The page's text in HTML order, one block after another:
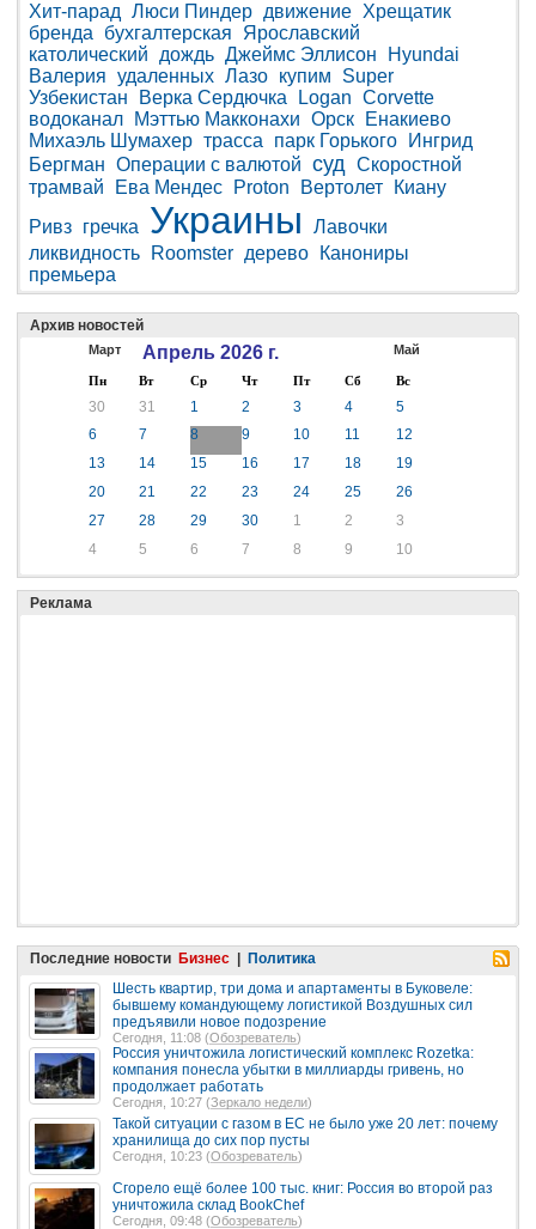
Хит-парад Люси Пиндер движение Хрещатик
бренда
бухгалтерская
Ярославский
католический
дождь Джеймс Эллисон
Hyundai
Валерия удаленных Лазо купим
Super
Узбекистан
Верка Сердючка Logan Corvette
водоканал
Мэттью Макконахи Орск
Енакиево
Михаэль Шумахер трасса парк Горького
Ингрид
Бергман Операции с валютой суд Скоростной
трамвай
Ева Мендес Proton Вертолет
Киану
Ривз гречка Украины
Лавочки
ликвидность
Roomster дерево
Канониры
премьера
Архив новостей
Март Апрель 2026 г. Май
Пн Вт Ср Чт Пт Сб Вс
30 31 1 2 3 4
5
6
7 8 9 10 11
12
13
14 15 16 17 18
19
20
21 22 23 24 25
26
27
28 29 30 1 2
3
4
5 6 7 8 9 10
Реклама
Последние новости Бизнес
Политика
Шесть квартир, три дома и апартаменты в Буковеле:
бывшему командующему логистикой Воздушных сил
предъявили новое подозрение
Сегодня, 11:08 (Обозреватель)
Россия уничтожила логистический комплекс Rozetka:
компания понесла убытки в миллиарды гривень, но
продолжает работать
Сегодня, 10:27 (Зеркало недели)
Такой ситуации с газом в ЕС не было уже 20 лет: почему
хранилища до сих пор пусты
Сегодня, 10:23 (Обозреватель)
Сгорело ещё более 100 тыс. книг: Россия во второй раз
уничтожила склад BookChef
Сегодня, 09:48 (Обозреватель)